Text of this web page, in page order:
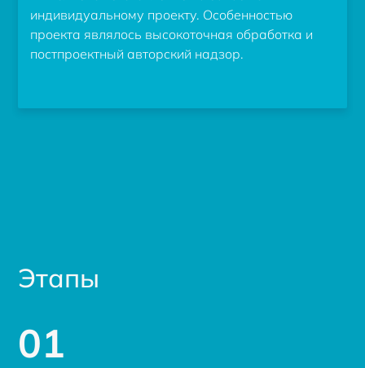
индивидуальному проекту. Особенностью
проекта являлось высокоточная обработка и
постпроектный авторский надзор.
Этапы
01